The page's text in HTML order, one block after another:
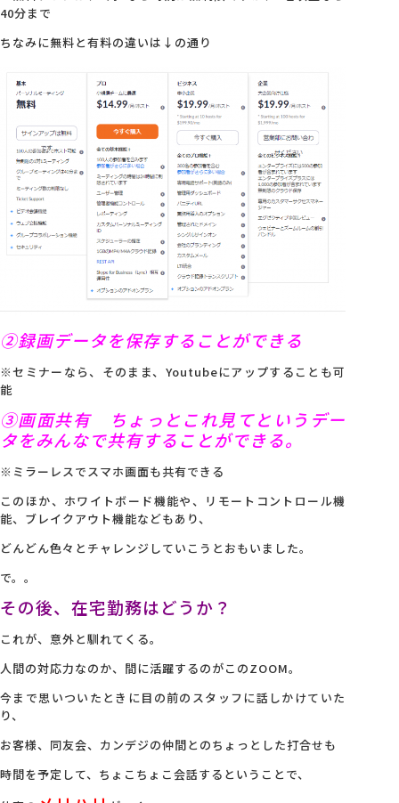
40分まで
ちなみに無料と有料の違いは↓の通り
②録画データを保存することができる
※セミナーなら、そのまま、Youtubeにアップすることも可
能
③画面共有 ちょっとこれ見てというデー
タをみんなで共有することができる。
※ミラーレスでスマホ画面も共有できる
このほか、ホワイトボード機能や、リモートコントロール機
能、ブレイクアウト機能などもあり、
どんどん色々とチャレンジしていこうとおもいました。
で。。
その後、在宅勤務はどうか？
これが、意外と馴れてくる。
人間の対応力なのか、間に活躍するのがこのZOOM。
今まで思いついたときに目の前のスタッフに話しかけていた
り、
お客様、同友会、カンデジの仲間とのちょっとした打合せも
時間を予定して、ちょこちょこ会話するということで、